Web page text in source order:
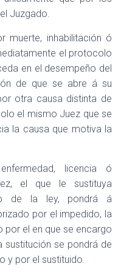
Juzgado.
muerte, inhabilitación ó
el protocolo
en el desempeño del
de que se abre á su
otra causa distinta de
el mismo Juez que se
la causa que motiva la
licencia ó
el que le sustituya
de la ley, pondrá á
por el impedido, la
el en que se encargo
sustitución se pondrá de
y por el sustituido.